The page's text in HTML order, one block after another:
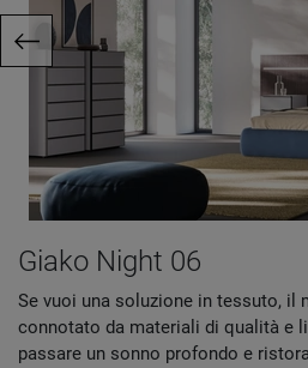
Giako Night 06
Se vuoi una soluzione in tessuto,
connotato da materiali di qualità e
passare un sonno profondo e